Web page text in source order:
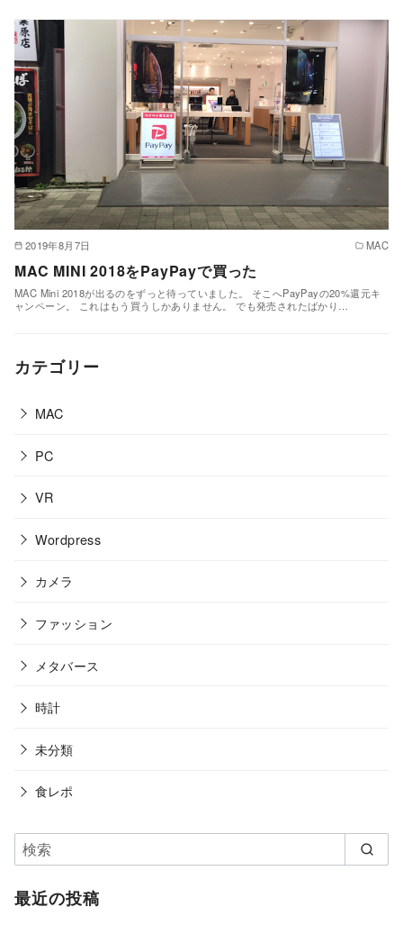
2019年8月7日 MAC
MAC MINI 2018をPayPayで買った
MAC Mini 2018が出るのをずっと待っていました。 そこへPayPayの20%還元キ
ャンペーン。 これはもう買うしかありません。 でも発売されたばかり…
カテゴリー
MAC
PC
VR
Wordpress
カメラ
ファッション
メタバース
時計
未分類
食レポ
最近の投稿